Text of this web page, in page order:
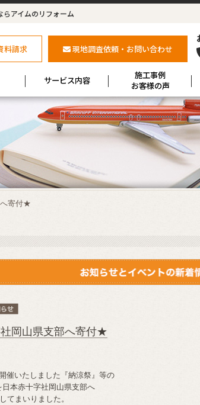
らアイムのリフォーム
料請求 現地調査依頼・お問い合わせ
サービス内容
施工事例
お客様の声
寄付★
岡山県支部へ寄付★
催いたしました『納涼祭』等の
日本赤十字社岡山県支部へ
てまいりました。